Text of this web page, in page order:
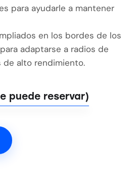
para ayudarle a mantener
en los bordes de los
adaptarse a radios de
de alto rendimiento.
puede reservar)